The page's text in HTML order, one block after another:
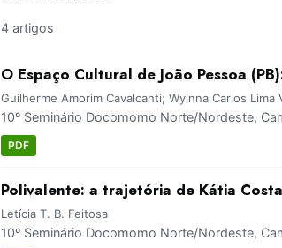
4 artigos
O Espaço Cultural de João Pessoa
Guilherme Amorim Cavalcanti; Wylnna Carlos Lima
10º Seminário Docomomo Norte/Nordeste,
PDF
Polivalente: a trajetória de Kátia
Letícia T. B. Feitosa
10º Seminário Docomomo Norte/Nordeste,